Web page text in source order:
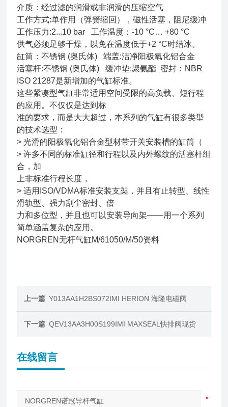
介质：经过滤的润滑或非润滑的压缩空气
工作方式:单作用（弹簧缩回），磁性活塞，阻尼缓冲
工作压力:2...10 bar 工作温度：-10 °C… +80 °C
供气必须足够干燥，以免在温度低于+2 °C时结冰。
缸筒：不锈钢 (奥氏体) 端盖:洁净阳极氧化铝合金
活塞杆:不锈钢 (奥氏体) 缓冲垫:聚氨酯 密封：NBR
ISO 21287是新增加的气缸标准。
这些紧凑型气缸非常适用空间受限的高负载、短行程
的应用。不仅仅是达到标
准的要求，而是大大超过，本系列的气缸有很多类型
的技术选型：
> 光滑的阳极氧化铝合金型材带开关安装槽的缸筒（
> 许多不同的标准缸径和行程以及内外螺纹的活塞杆组
合，加
上非标准行程长度，
> 适用ISO/VDMA标准安装支架，并且有止转型、线性
滑轨型、强力刮尘密封、倍
力和多位型，并且也可以安装导向架——用一个系列
简单涵盖复杂的应用。
NORGREN无杆气缸M/61050/M/50资料
上一篇 Y013AA1H2BS072IMI HERION 海隆电磁阀
下一篇 QEV13AA3H00S199IMI MAXSEAL快排阀现货
在线留言